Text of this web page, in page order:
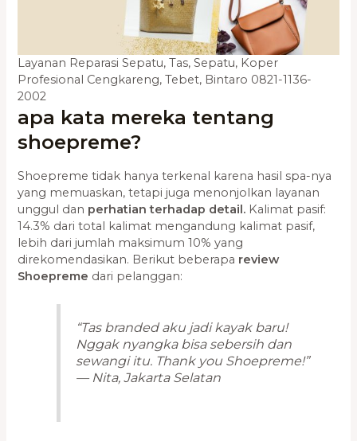
Layanan Reparasi Sepatu, Tas, Sepatu, Koper
Profesional Cengkareng, Tebet, Bintaro 0821-1136-
2002
apa kata mereka tentang
shoepreme?
Shoepreme tidak hanya terkenal karena hasil spa-nya
yang memuaskan, tetapi juga menonjolkan layanan
unggul dan perhatian terhadap detail. Kalimat pasif:
14.3% dari total kalimat mengandung kalimat pasif,
lebih dari jumlah maksimum 10% yang
direkomendasikan. Berikut beberapa review
Shoepreme dari pelanggan:
“Tas branded aku jadi kayak baru!
Nggak nyangka bisa sebersih dan
sewangi itu. Thank you Shoepreme!”
— Nita, Jakarta Selatan